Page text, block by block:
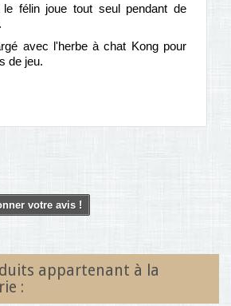
le félin joue tout seul pendant de
avec l'herbe à chat Kong pour
de jeu.
votre avis !
appartenant à la
: